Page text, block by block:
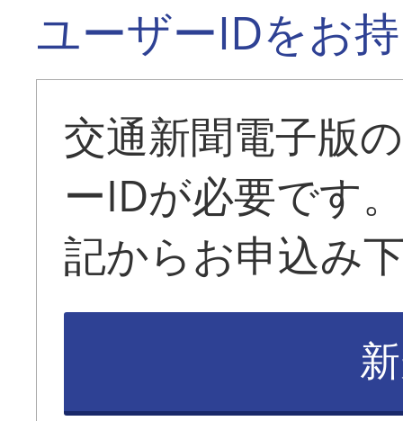
ユーザーIDをお
交通新聞電子版
ーIDが必要です
記からお申込み